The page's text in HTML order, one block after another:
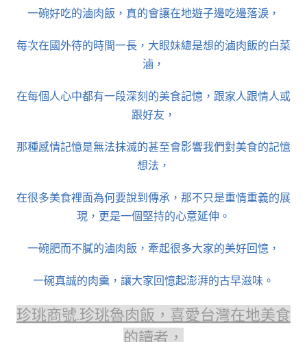
一碗好吃的滷肉飯，真的會讓在地遊子邊吃邊落淚，
每次在國外待的時間一長，大眼妹總是想的滷肉飯的白菜
滷，
在每個人心中都有一段深刻的美食記憶，跟家人跟情人或
跟好友，
那種感情記憶是無法抹滅的甚至會影響我們對美食的記憶
想法，
在很多美食裡面為何要說到傳承，那不只是重情重義的展
現，更是一個堅持的心意延伸。
一碗肥而不膩的滷肉飯，牽起很多大家的美好回憶，
一碗真誠的肉羹，讓大家回憶起澎湃的古早滋味。
珍珧商號.珍珧魯肉飯，喜愛台灣在地美食
的讀者，